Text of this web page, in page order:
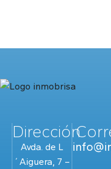
Dirección
Avda. de L
´Aiguera, 7 –